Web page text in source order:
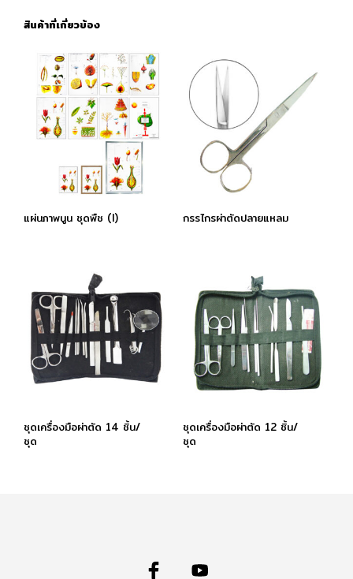
สินค้าที่เกี่ยวข้อง
แผ่นภาพนูน ชุดพืช (I) กรรไกรผ่าตัดปลายแหลม
ชุดเครื่องมือผ่าตัด 14 ชิ้น/
ชุด
ชุดเครื่องมือผ่าตัด 12 ชิ้น/
ชุด